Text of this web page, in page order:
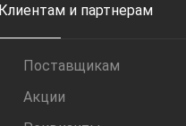
Клиентам и партнерам
Поставщикам
Акции